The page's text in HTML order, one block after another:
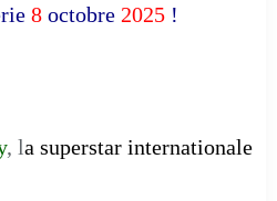
8 octobre 2025 !
, la superstar internationale